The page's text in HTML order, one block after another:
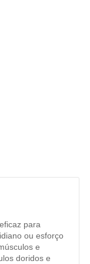
para
ou esforço
e
doridos e